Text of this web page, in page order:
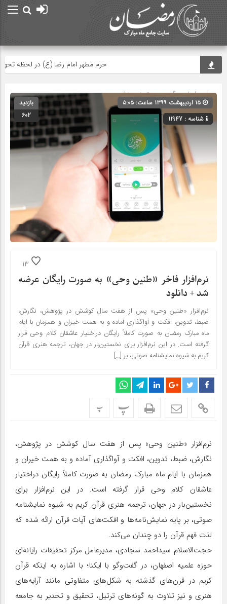
حرم مطهر امام رضا (ع) در لحظه تحویل
صفحه اصلی» گروه » دسته‌بندی نشده
شناسه : 11947
بازدید
602
13
نرم‌افزار فاخر «طنین وحی» به صورت رایگان عرضه
شد + دانلود
نرم‌افزار «طنین وحی» پس از هفت سال کوشش در پژوهش، نگارش،
ضبط، تدوین، افکت و آواگذاری آماده و به همت خیران و همزمان با ایام
ماه مبارک رمضان به صورت کاملاً رایگان دراختیار عاشقان کلام وحی قرار
گرفته است. در این نرم‌افزار برای نخستین‌بار در جهان، ترجمه هنری قرآن
کریم به شیوه نمایشنامه صوتی، بر […]
پ پ
نرم‌افزار «طنین وحی» پس از هفت سال کوشش در پژوهش،
نگارش، ضبط، تدوین، افکت و آواگذاری آماده و به همت خیران و
همزمان با ایام ماه مبارک رمضان به صورت کاملاً رایگان دراختیار
عاشقان کلام وحی قرار گرفته است. در این نرم‌افزار برای
نخستین‌بار در جهان، ترجمه هنری قرآن کریم به شیوه نمایشنامه
صوتی، بر پایه‌ نمایش‌نامه‌ها و افکت‌های آیات قرآن ارائه شده که
لذت فهم قرآن را دو چندان می‌کند.
حجت‌الاسلام سیداحمد سجادی، مدیرعامل مرکز تحقیقات رایانه‌ای
حوزه علمیه اصفهان، در گفت‌وگو با ایکنا؛ با اشاره به اینکه قرآن
کریم در قرن‌های گذشته به شکل‌های متفاوتی مانند آرایه‌های
هنری و نیز تلاوت به گونه‌های ترتیل، تحقیق و تحدیر به جامعه